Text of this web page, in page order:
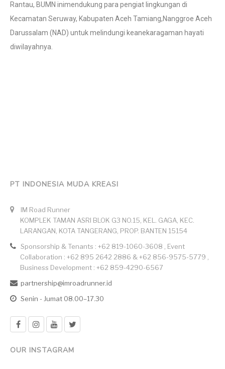
Rantau, BUMN inimendukung para pengiat lingkungan di
Kecamatan Seruway, Kabupaten Aceh Tamiang,Nanggroe Aceh
Darussalam (NAD) untuk melindungi keanekaragaman hayati
diwilayahnya.
PT INDONESIA MUDA KREASI
IM Road Runner
KOMPLEK TAMAN ASRI BLOK G3 NO.15, KEL. GAGA, KEC.
LARANGAN, KOTA TANGERANG, PROP. BANTEN 15154
Sponsorship & Tenants : +62 819-1060-3608 , Event
Collaboration : +62 895 2642 2886 & +62 856-9575-5779 ,
Business Development : +62 859-4290-6567
partnership@imroadrunner.id
Senin - Jumat 08.00–17.30
OUR INSTAGRAM